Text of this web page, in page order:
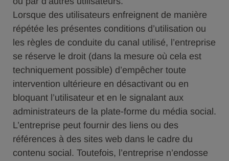
Lorsque des utilisateurs enfreignent de manière
répétée les présentes conditions d’utilisation ou
les règles de conduite du canal utilisé, l’entreprise
se réserve le droit (dans la mesure où cela est
techniquement possible) d’empêcher toute
intervention ultérieure en désactivant ou en
bloquant l’utilisateur et en le signalant aux
administrateurs de la plate-forme du média social.
L’entreprise peut fournir des liens ou des
références à des sites web dans le cadre du
contenu social. Toutefois, l’entreprise n’endosse